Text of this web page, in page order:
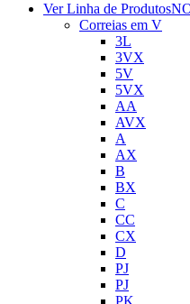
Ver Linha de Produtos
Correias em V
3L
3VX
5V
5VX
AA
AVX
A
AX
B
BX
C
CC
CX
D
PJ
PJ
PK